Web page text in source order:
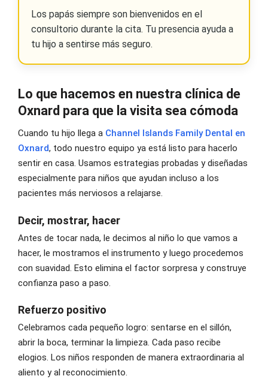
Los papás siempre son bienvenidos en el
consultorio durante la cita. Tu presencia ayuda a
tu hijo a sentirse más seguro.
Lo que hacemos en nuestra clínica de
Oxnard para que la visita sea cómoda
Cuando tu hijo llega a Channel Islands Family Dental en
Oxnard, todo nuestro equipo ya está listo para hacerlo
sentir en casa. Usamos estrategias probadas y diseñadas
especialmente para niños que ayudan incluso a los
pacientes más nerviosos a relajarse.
Decir, mostrar, hacer
Antes de tocar nada, le decimos al niño lo que vamos a
hacer, le mostramos el instrumento y luego procedemos
con suavidad. Esto elimina el factor sorpresa y construye
confianza paso a paso.
Refuerzo positivo
Celebramos cada pequeño logro: sentarse en el sillón,
abrir la boca, terminar la limpieza. Cada paso recibe
elogios. Los niños responden de manera extraordinaria al
aliento y al reconocimiento.